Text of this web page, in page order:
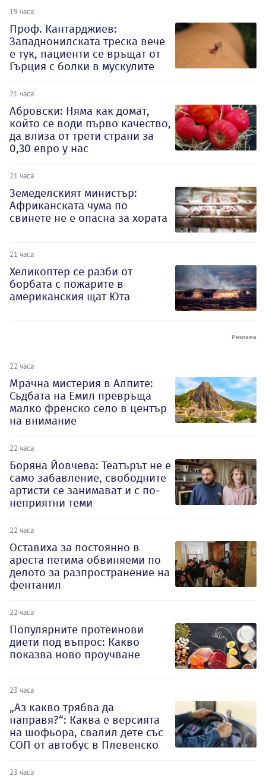
19 часа
Проф. Кантарджиев:
Западнонилската треска вече
е тук, пациенти се връщат от
Гърция с болки в мускулите
21 часа
Абровски: Няма как домат,
който се води първо качество,
да влиза от трети страни за
0,30 евро у нас
21 часа
Земеделският министър:
Африканската чума по
свинете не е опасна за хората
21 часа
Хеликоптер се разби от
борбата с пожарите в
американския щат Юта
22 часа
Мрачна мистерия в Алпите:
Съдбата на Емил превръща
малко френско село в център
на внимание
22 часа
Боряна Йовчева: Театърът не е
само забавление, свободните
артисти се занимават и с по-
неприятни теми
22 часа
Оставиха за постоянно в
ареста петима обвиняеми по
делото за разпространение на
фентанил
22 часа
Популярните протеинови
диети под въпрос: Какво
показва ново проучване
23 часа
„Аз какво трябва да
направя?“: Каква е версията
на шофьора, свалил дете със
СОП от автобус в Плевенско
23 часа